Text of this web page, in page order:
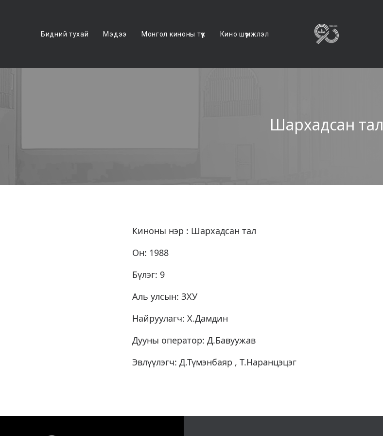
Бидний тухай Мэдээ Монгол киноны түүх Кино шүүмжлэл
Шархадсан тал
Киноны нэр : Шархадсан тал
Он: 1988
Бүлэг: 9
Аль улсын: ЗХУ
Найруулагч: Х.Дамдин
Дууны оператор: Д.Бавуужав
Эвлүүлэгч: Д.Түмэнбаяр , Т.Наранцэцэг